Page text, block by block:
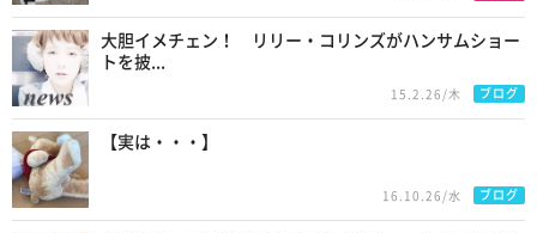
大胆イメチェン！ リリー・コリンズがハンサムショー
トを披...
15.2.26/木 ブログ
【実は・・・】
16.10.26/水 ブログ